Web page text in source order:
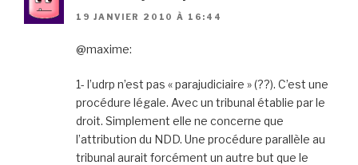
19 JANVIER 2010 À 16:44
@maxime:
1- l’udrp n’est pas « parajudiciaire » (??). C’est une
procédure légale. Avec un tribunal établie par le
droit. Simplement elle ne concerne que
l’attribution du NDD. Une procédure parallèle au
tribunal aurait forcément un autre but que le